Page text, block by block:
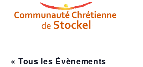
« Tous les Évènements